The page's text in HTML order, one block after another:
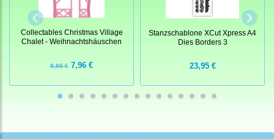
Collectables Christmas Village
Chalet - Weihnachtshäuschen
9,95 € 7,96 €
Stanzschablone XCut Xpress A4
Dies Borders 3
23,95 €